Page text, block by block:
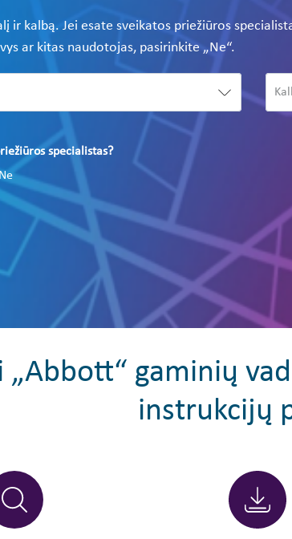
ir kalbą. Jei esate sveikatos priežiūros
ar kitas naudotojas, pasirinkite „Ne“.
specialistas?
Ne
„Abbott“ gaminių
instrukcijų